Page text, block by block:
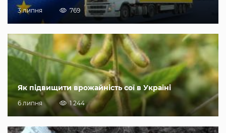
3 липня 769
Як підвищити врожайність сої в Україні
6 липня 1 244